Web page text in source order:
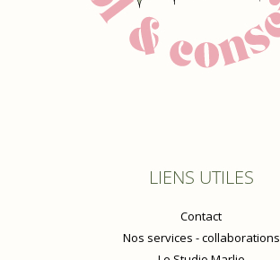
LIENS UTILES
Contact
Nos services - collaborations